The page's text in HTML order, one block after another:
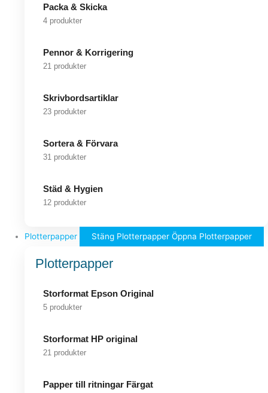
Packa & Skicka
4 produkter
Pennor & Korrigering
21 produkter
Skrivbordsartiklar
23 produkter
Sortera & Förvara
31 produkter
Städ & Hygien
12 produkter
Plotterpapper Stäng Plotterpapper Öppna Plotterpapper
Plotterpapper
Storformat Epson Original
5 produkter
Storformat HP original
21 produkter
Papper till ritningar Färgat